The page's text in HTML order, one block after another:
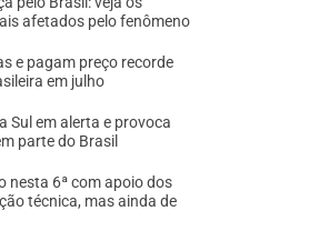
afetados pelo fenômeno
e pagam preço recorde
em julho
Sul em alerta e provoca
parte do Brasil
nesta 6ª com apoio dos
técnica, mas ainda de